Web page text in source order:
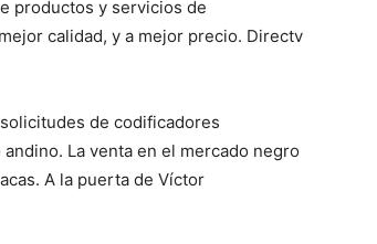
productos y servicios de
calidad, y a mejor precio. Directv
de codificadores
La venta en el mercado negro
A la puerta de Víctor